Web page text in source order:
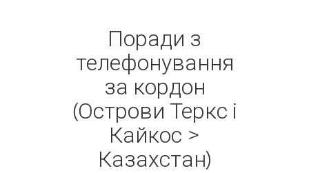
Поради з
телефонування
за кордон
(Острови Теркс і
Кайкос >
Казахстан)